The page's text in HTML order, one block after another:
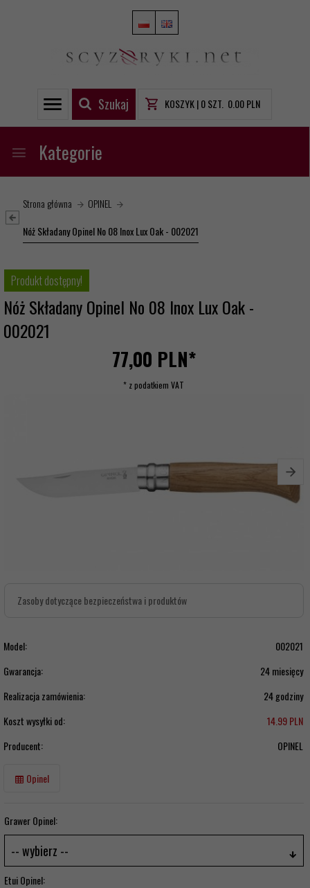
Szukaj KOSZYK |0SZT. 0.00PLN
Kategorie
Strona główna
OPINEL
Nóż Składany Opinel No 08 Inox Lux Oak - 002021
Produkt dostępny!
Nóż Składany Opinel No 08 Inox Lux Oak -
002021
77,00 PLN*
* z podatkiem VAT
Zasoby dotyczące bezpieczeństwa i produktów
Model:
002021
Gwarancja:
24 miesięcy
Realizacja zamówienia:
24 godziny
Koszt wysyłki od:
14.99 PLN
Producent:
OPINEL
Opinel
Grawer Opinel:
-- wybierz --
Etui Opinel: